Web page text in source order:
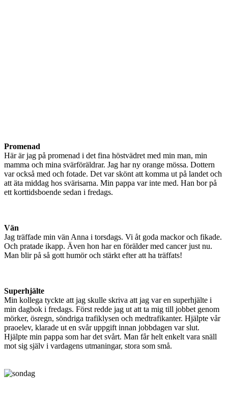
Promenad
Här är jag på promenad i det fina höstvädret med min man, min
mamma och mina svärföräldrar. Jag har ny orange mössa. Dottern
var också med och fotade. Det var skönt att komma ut på landet och
att äta middag hos svärisarna. Min pappa var inte med. Han bor på
ett korttidsboende sedan i fredags.
Vän
Jag träffade min vän Anna i torsdags. Vi åt goda mackor och fikade.
Och pratade ikapp. Även hon har en förälder med cancer just nu.
Man blir på så gott humör och stärkt efter att ha träffats!
Superhjälte
Min kollega tyckte att jag skulle skriva att jag var en superhjälte i
min dagbok i fredags. Först redde jag ut att ta mig till jobbet genom
mörker, ösregn, söndriga trafiklysen och medtrafikanter. Hjälpte vår
praoelev, klarade ut en svår uppgift innan jobbdagen var slut.
Hjälpte min pappa som har det svårt. Man får helt enkelt vara snäll
mot sig själv i vardagens utmaningar, stora som små.